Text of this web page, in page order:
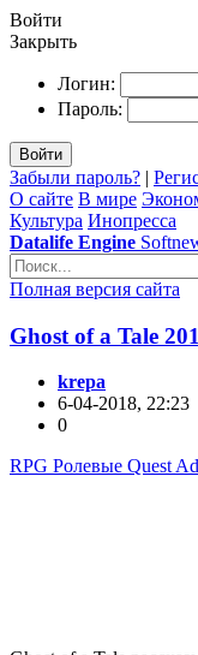
Войти
Закрыть
Логин:
Пароль:
Войти
Забыли пароль? |
О сайте В мире
Культура Инопресса
Datalife Engine
Полная версия сайта
Ghost of a Tale
krepa
6-04-2018, 22:23
0
RPG Ролевые Quest